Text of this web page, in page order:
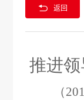
 返回
推进
（